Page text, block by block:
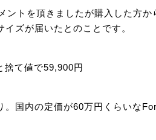
ントを頂きましたが購入した方か
ズが届いたとのことです。
て値で59,900円
国内の定価が60万円くらいな